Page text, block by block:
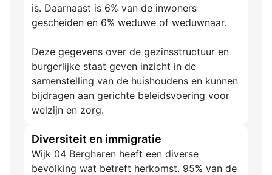
is. Daarnaast is 6% van de inwoners
gescheiden en 6% weduwe of weduwnaar.
Deze gegevens over de gezinsstructuur en
burgerlijke staat geven inzicht in de
samenstelling van de huishoudens en kunnen
bijdragen aan gerichte beleidsvoering voor
welzijn en zorg.
Diversiteit en immigratie
Wijk 04 Bergharen heeft een diverse
bevolking wat betreft herkomst. 95% van de